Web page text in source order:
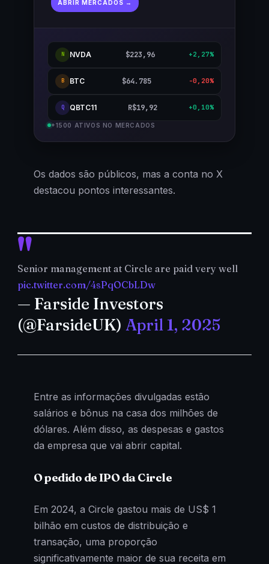
ABRIR MERCADOS →
N NVDA $223,96 +2,27%
B BTC $64.785 -0,20%
Q QBTC11 R$19,92 +0,10%
+1500 ATIVOS NO MERCADOS
Os dados são públicos, mas a conta no X
destacou pontos interessantes.
Senior management at Circle are paid very well
pic.twitter.com/4sPqOCbLDw
— Farside Investors
(@FarsideUK)April 1, 2025
Entre as informações divulgadas estão
salários e bônus na casa dos milhões de
dólares. Além disso, as despesas e gastos
da empresa que vai abrir capital.
O pedido de IPO da Circle
Em 2024, a Circle gastou mais de US$ 1
bilhão em custos de distribuição e
transação, uma proporção
significativamente maior de sua receita em